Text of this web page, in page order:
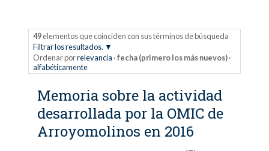
49elementos que coinciden con sus términos de búsqueda
Filtrar los resultados.
Ordenar porrelevancia ·fecha (primero los más nuevos) ·
alfabéticamente
Memoria sobre la actividad
desarrollada por la OMIC de
Arroyomolinos en 2016